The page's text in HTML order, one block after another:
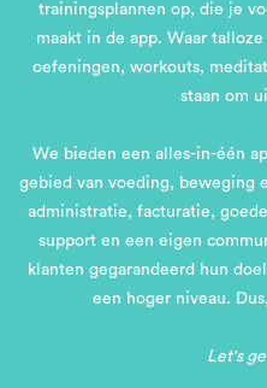
trainingsplannen op, die je
maakt in de app. Waar
oefeningen, workouts,
staan om
We bieden een alles-in-één
gebied van voeding, beweging
administratie, facturatie,
support en een eigen
klanten gegarandeerd hun
een hoger niveau.
Let's